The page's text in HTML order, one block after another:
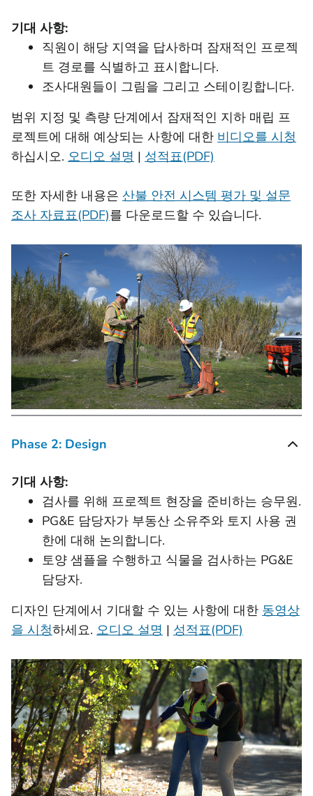
기대 사항:
직원이 해당 지역을 답사하며 잠재적인 프로젝
트 경로를 식별하고 표시합니다.
조사대원들이 그림을 그리고 스테이킹합니다.
범위 지정 및 측량 단계에서 잠재적인 지하 매립 프
로젝트에 대해 예상되는 사항에 대한 비디오를 시청
하십시오. 오디오 설명 | 성적표(PDF)
또한 자세한 내용은 산불 안전 시스템 평가 및 설문
조사 자료표(PDF)를 다운로드할 수 있습니다.
Phase 2: Design
기대 사항:
검사를 위해 프로젝트 현장을 준비하는 승무원.
PG&E 담당자가 부동산 소유주와 토지 사용 권
한에 대해 논의합니다.
토양 샘플을 수행하고 식물을 검사하는 PG&E
담당자.
디자인 단계에서 기대할 수 있는 사항에 대한 동영상
을 시청하세요. 오디오 설명 | 성적표(PDF)